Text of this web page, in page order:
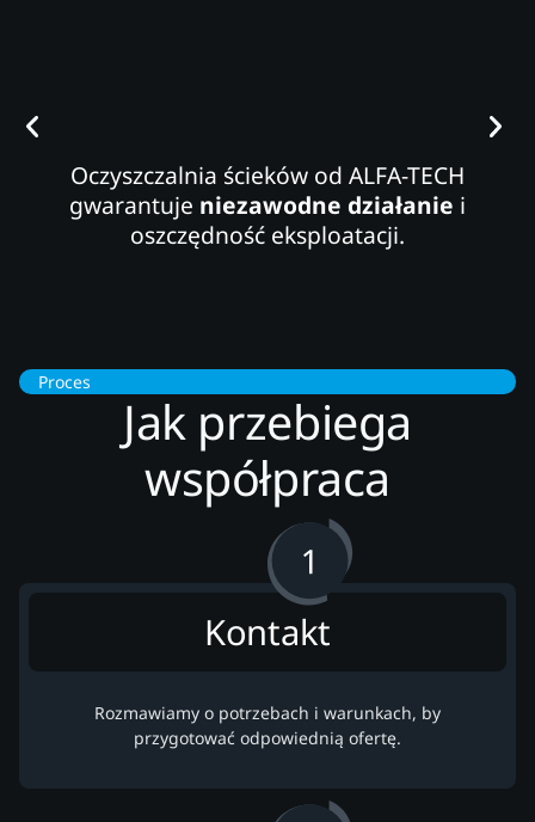
Oczyszczalnia ścieków od ALFA-TECH
gwarantuje niezawodne działanie i
oszczędność eksploatacji.
Proces
Jak przebiega
współpraca
Kontakt
Rozmawiamy o potrzebach i warunkach, by
przygotować odpowiednią ofertę.